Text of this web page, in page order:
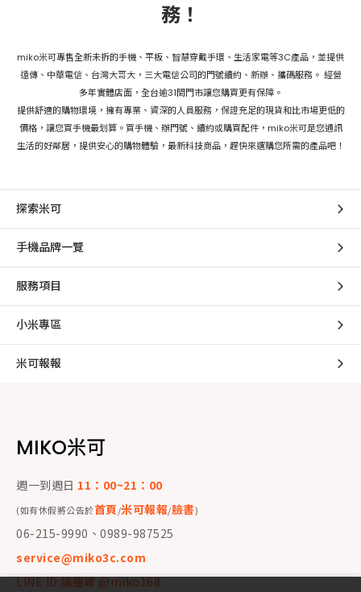
務！
miko米可專售全新未拆的手機、平板、智慧穿戴手環、生活家電等3C產品，並提供
遠傳、中華電信、台灣大哥大，三大電信公司的門號續約、新辦、攜碼服務。 經營
多年實體店面，全台逾31間門市讓您購買更有保障。
提供舒適的購物環境，擁有專業、資深的人員服務，保證充足的現貨和比市場更低的
價格，讓您買手機最划算。買手機、辦門號、續約或購買配件，miko米可是您通訊
生活的好鄰居，提供安心的購物體驗，最新科技商品，趕快來選購您所需的產品吧！
探索米可
手機品牌一覽
服務項目
小米專區
米可報報
MIKO米可
週一到週日 11：00~21：00
(如有休假將公告於首頁/米可報報/臉書)
06-215-9990、0989-987525
service@miko3c.com
LINE ID 請搜尋 @miko168